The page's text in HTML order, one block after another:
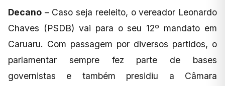
Decano – Caso seja reeleito, o vereador Leonardo
Chaves (PSDB) vai para o seu 12º mandato em
Caruaru. Com passagem por diversos partidos, o
parlamentar sempre fez parte de bases
governistas e também presidiu a Câmara